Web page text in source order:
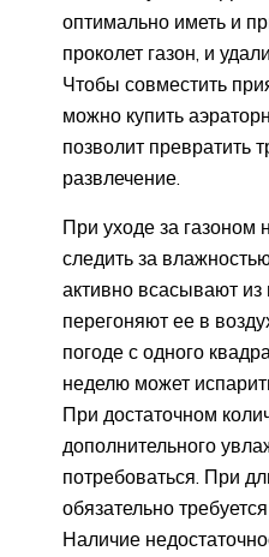
оптимально иметь и
проколет газон, и
Чтобы совместить
можно купить
позволит превратить
развлечение.
При уходе за газоном
следить за
активно всасывают из
перегоняют ее в
погоде с одного
неделю может
При достаточном
дополнительного
потребоваться. При
обязательно
Наличие